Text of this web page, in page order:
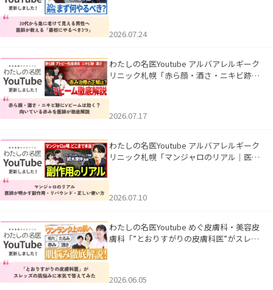
2026.07.24
わたしの名医Youtube アルバアレルギーク
リニック札幌「赤ら顔・酒さ・ニキビ跡に
2026.07.17
わたしの名医Youtube アルバアレルギーク
リニック札幌「マンジャロのリアル｜医師
2026.07.10
わたしの名医Youtube めぐ皮膚科・美容皮
膚科「”とおりすがりの皮膚科医”がスレッ
2026.06.05